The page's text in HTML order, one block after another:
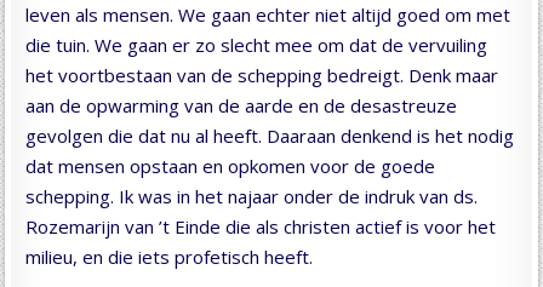
leven als mensen. We gaan echter niet altijd goed om met
die tuin. We gaan er zo slecht mee om dat de vervuiling
het voortbestaan van de schepping bedreigt. Denk maar
aan de opwarming van de aarde en de desastreuze
gevolgen die dat nu al heeft. Daaraan denkend is het nodig
dat mensen opstaan en opkomen voor de goede
schepping. Ik was in het najaar onder de indruk van ds.
Rozemarijn van ’t Einde die als christen actief is voor het
milieu, en die iets profetisch heeft.